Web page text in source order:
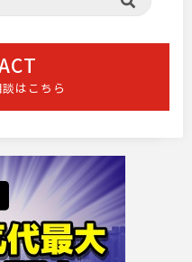
はこちら